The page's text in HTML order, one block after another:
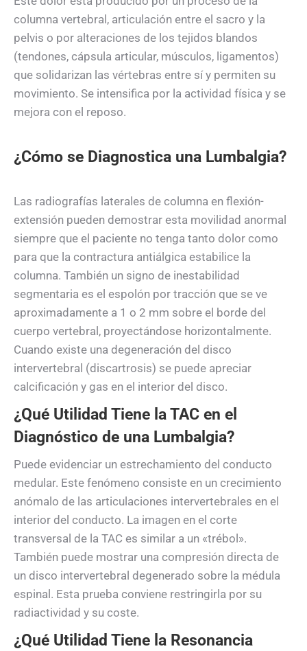
columna vertebral, articulación entre el sacro y la
pelvis o por alteraciones de los tejidos blandos
(tendones, cápsula articular, músculos, ligamentos)
que solidarizan las vértebras entre sí y permiten su
movimiento. Se intensifica por la actividad física y se
mejora con el reposo.
¿Cómo se Diagnostica una Lumbalgia?
Las radiografías laterales de columna en flexión-
extensión pueden demostrar esta movilidad anormal
siempre que el paciente no tenga tanto dolor como
para que la contractura antiálgica estabilice la
columna. También un signo de inestabilidad
segmentaria es el espolón por tracción que se ve
aproximadamente a 1 o 2 mm sobre el borde del
cuerpo vertebral, proyectándose horizontalmente.
Cuando existe una degeneración del disco
intervertebral (discartrosis) se puede apreciar
calcificación y gas en el interior del disco.
¿Qué Utilidad Tiene la TAC en el
Diagnóstico de una Lumbalgia?
Puede evidenciar un estrechamiento del conducto
medular. Este fenómeno consiste en un crecimiento
anómalo de las articulaciones intervertebrales en el
interior del conducto. La imagen en el corte
transversal de la TAC es similar a un «trébol».
También puede mostrar una compresión directa de
un disco intervertebral degenerado sobre la médula
espinal. Esta prueba conviene restringirla por su
radiactividad y su coste.
¿Qué Utilidad Tiene la Resonancia